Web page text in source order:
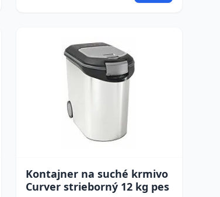
Kontajner na suché krmivo
Curver strieborný 12 kg pes